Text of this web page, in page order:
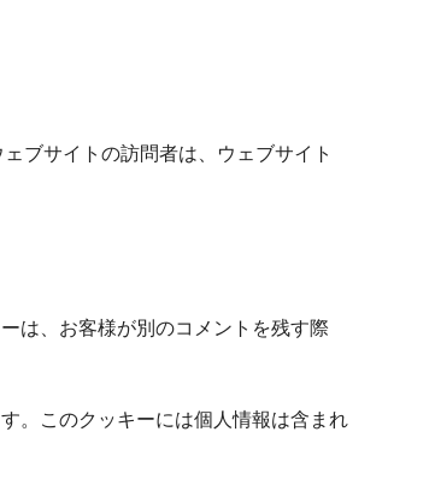
ブサイトの訪問者は、ウェブサイト
は、お客様が別のコメントを残す際
。このクッキーには個人情報は含まれ